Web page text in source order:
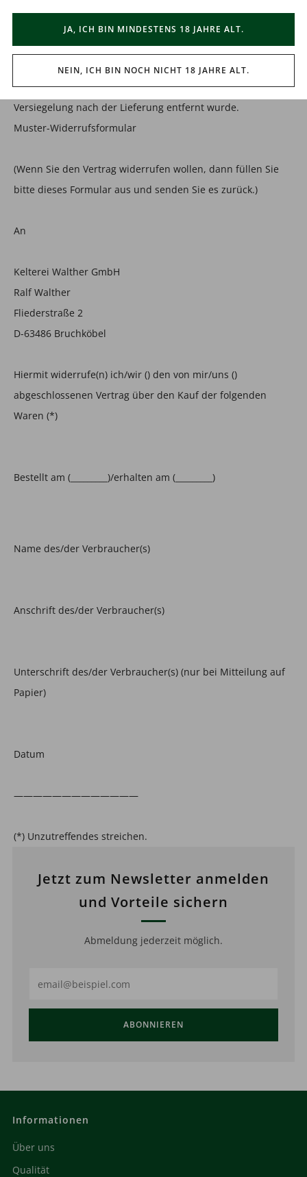
JA, ICH BIN MINDESTENS 18 JAHRE ALT.
NEIN, ICH BIN NOCH NICHT 18 JAHRE ALT.
auf Grund ihrer Beschaffenheit untrennbar mit anderen
Gütern vermischt wurden;
zur Lieferung von Ton- oder Videoaufnahmen oder
Computersoftware in einer versiegelten Packung, wenn die
Versiegelung nach der Lieferung entfernt wurde.
Muster-Widerrufsformular
(Wenn Sie den Vertrag widerrufen wollen, dann füllen Sie
bitte dieses Formular aus und senden Sie es zurück.)
An
Kelterei Walther GmbH
Ralf Walther
Fliederstraße 2
D-63486 Bruchköbel
Hiermit widerrufe(n) ich/wir () den von mir/uns ()
abgeschlossenen Vertrag über den Kauf der folgenden
Waren (*)
Bestellt am (_________)/erhalten am ( )
Name des/der Verbraucher(s)
Anschrift des/der Verbraucher(s)
Unterschrift des/der Verbraucher(s) (nur bei Mitteilung auf
Papier)
Datum
—————————————
(*) Unzutreffendes streichen.
Jetzt zum Newsletter anmelden
und Vorteile sichern
Abmeldung jederzeit möglich.
ABONNIEREN
Informationen
Über uns
Qualität